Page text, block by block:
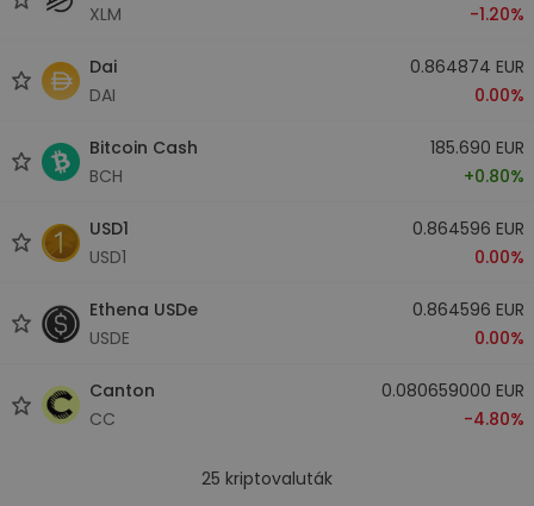
XLM
-1.20%
Dai
DAI
0.864874 EUR
0.00%
Bitcoin Cash
BCH
185.690 EUR
+0.80%
USD1
USD1
0.864596 EUR
0.00%
Ethena USDe
USDE
0.864596 EUR
0.00%
Canton
CC
0.080659000 EUR
-4.80%
25 kriptovaluták